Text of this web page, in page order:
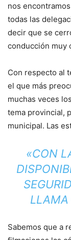
nos
todas las
decir que se
conducción muy
Con respecto al
el que más
muchas veces
tema provincial,
municipal. Las
«CON
LLAMA
Sabemos que a